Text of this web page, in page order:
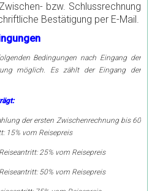
bzw. Schlussrechnung
Bestätigung per E-Mail.
Bedingungen nach Eingang der
möglich. Es zählt der Eingang der
der ersten Zwischenrechnung bis 60
15% vom Reisepreis
25% vom Reisepreis
50% vom Reisepreis